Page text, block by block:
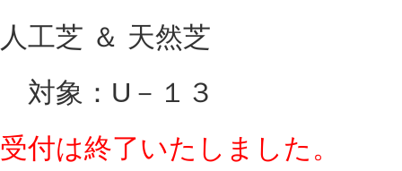
人工芝 ＆ 天然芝
対象：U－１３
受付は終了いたしました。